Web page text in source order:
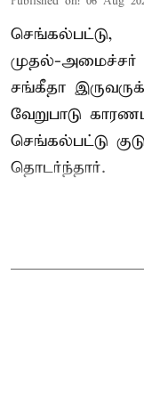
செங்கல்பட்டு,
முதல்-
சங்கீதா
வேறுபாடு
செங்கல்பட்டு
தொடர்ந்தார்.